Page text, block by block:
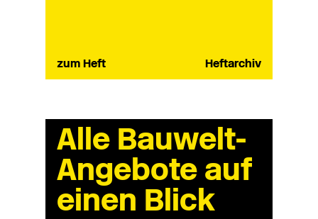
zum Heft Heftarchiv
Alle Bauwelt-
Angebote auf
einen Blick